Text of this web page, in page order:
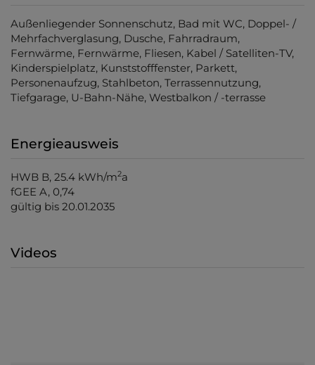
Außenliegender Sonnenschutz Bad mit WC Doppel- /
Mehrfachverglasung Dusche Fahrradraum
Fernwärme Fernwärme Fliesen Kabel / Satelliten-TV
Kinderspielplatz Kunststofffenster Parkett
Personenaufzug Stahlbeton Terrassennutzung
Tiefgarage U-Bahn-Nähe Westbalkon / -terrasse
Energieausweis
HWB B, 25.4 kWh/m2a
fGEE A, 0,74
gültig bis 20.01.2035
Videos